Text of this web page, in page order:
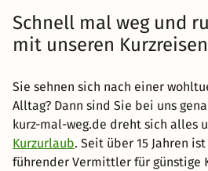
inkl. Übernachtung und
Zum Angebot
Schnell mal weg und
mit unseren
Sie sehnen sich nach einer
Alltag? Dann sind Sie bei uns
kurz-mal-weg.de dreht sich alles
Kurzurlaub. Seit über 15 Jahren ist
führender Vermittler für günstige